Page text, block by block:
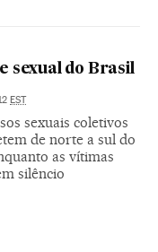
sexual do Brasil
EST
sexuais coletivos
de norte a sul do
as vítimas
silêncio